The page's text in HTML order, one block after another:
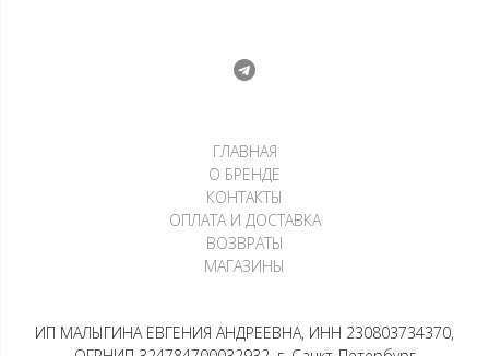
ГЛАВНАЯ
О БРЕНДЕ
КОНТАКТЫ
ОПЛАТА И ДОСТАВКА
ВОЗВРАТЫ
МАГАЗИНЫ
ИП МАЛЫГИНА ЕВГЕНИЯ АНДРЕЕВНА, ИНН 230803734370,